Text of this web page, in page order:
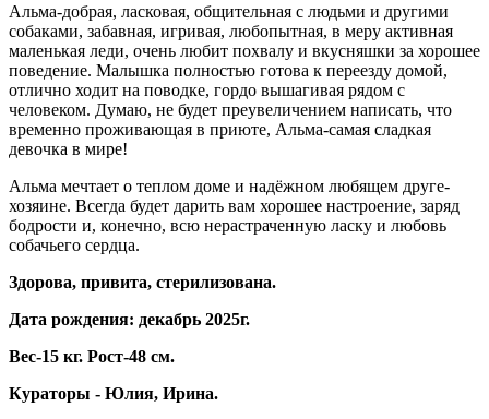
Альма-добрая, ласковая, общительная с людьми и другими
собаками, забавная, игривая, любопытная, в меру активная
маленькая леди, очень любит похвалу и вкусняшки за хорошее
поведение. Малышка полностью готова к переезду домой,
отлично ходит на поводке, гордо вышагивая рядом с
человеком. Думаю, не будет преувеличением написать, что
временно проживающая в приюте, Альма-самая сладкая
девочка в мире!
Альма мечтает о теплом доме и надёжном любящем друге-
хозяине. Всегда будет дарить вам хорошее настроение, заряд
бодрости и, конечно, всю нерастраченную ласку и любовь
собачьего сердца.
Здорова, привита, стерилизована.
Дата рождения: декабрь 2025г.
Вес-15 кг. Рост-48 см.
Кураторы - Юлия, Ирина.